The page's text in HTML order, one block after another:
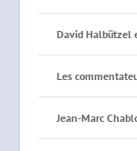
David Halbützel
Les
Jean-Marc